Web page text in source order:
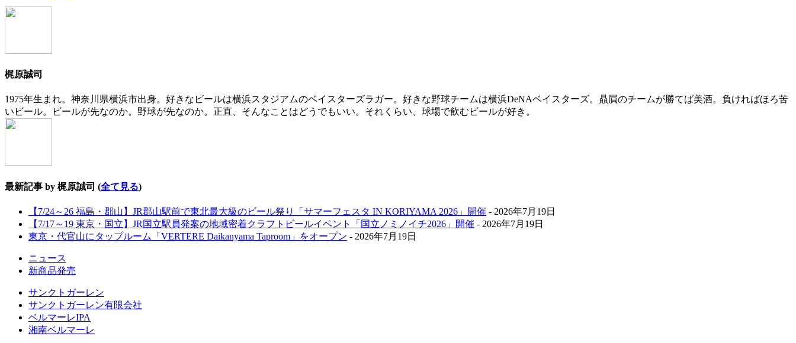
tabs
change
梶原誠司
1975年生まれ。神奈川県横浜市出身。好きなビールは横浜スタジアムのベイスターズラガー。好きな野球チームは横浜DeNAベイスターズ。贔屓のチームが勝てば美酒。負ければほろ苦
いビール。ビールが先なのか。野球が先なのか。正直、そんなことはどうでもいい。それくらい、球場で飲むビールが好き。
最新記事 by 梶原誠司 (全て見る)
【7/24～26 福島・郡山】JR郡山駅前で東北最大級のビール祭り「サマーフェスタ IN KORIYAMA 2026」開催 - 2026年7月19日
【7/17～19 東京・国立】JR国立駅員発案の地域密着クラフトビールイベント「国立ノミノイチ2026」開催 - 2026年7月19日
東京・代官山にタップルーム「VERTERE Daikanyama Taproom」をオープン - 2026年7月19日
ニュース
新商品発売
サンクトガーレン
サンクトガーレン有限会社
ベルマーレIPA
湘南ベルマーレ